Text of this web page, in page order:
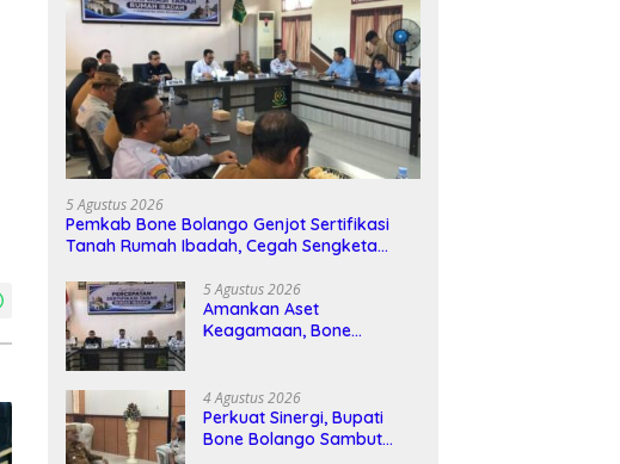
5 Agustus 2026
Pemkab Bone Bolango Genjot Sertifikasi
Tanah Rumah Ibadah, Cegah Sengketa
5 Agustus 2026
Amankan Aset
Keagamaan, Bone
untuk Sertifikasi Rumah
Ibadah
4 Agustus 2026
Perkuat Sinergi, Bupati
Bone Bolango Sambut